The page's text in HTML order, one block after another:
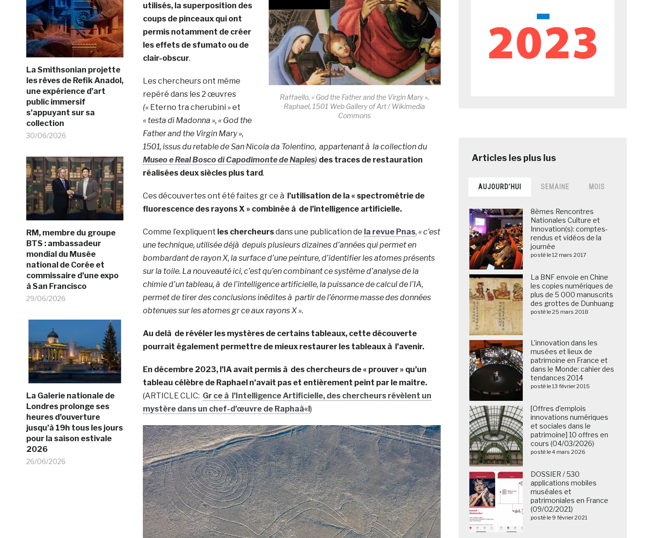
La Smithsonian projette
les rêves de Refik Anadol,
une expérience d’art
public immersif
s’appuyant sur sa
collection
30/06/2026
RM, membre du groupe
BTS : ambassadeur
mondial du Musée
national de Corée et
commissaire d’une expo
à San Francisco
29/06/2026
La Galerie nationale de
Londres prolonge ses
heures d’ouverture
jusqu’à 19h tous les jours
pour la saison estivale
2026
26/06/2026
Raffaello, « God the Father and the Virgin Mary »,
Raphael, 1501 Web Gallery of Art / Wikimedia
Commons
utilisés, la superposition des
coups de pinceaux qui ont
permis notamment de créer
les effets de sfumato ou de
clair-obscur.
Les chercheurs ont même
repéré dans les 2 œuvres
(« Eterno tra cherubini » et
« testa di Madonna », « God the
Father and the Virgin Mary »,
1501, issus du retable de San Nicola da Tolentino, appartenant à la collection du
Museo e Real Bosco di Capodimonte de Naples) des traces de restauration
réalisées deux siècles plus tard.
Ces découvertes ont été faites gr ce à l’utilisation de la « spectrométrie de
fluorescence des rayons X » combinée à de l’intelligence artificielle.
Comme l’expliquent les chercheursdans une publication de la revue Pnas, « c’est
une technique, utilisée déjà depuis plusieurs dizaines d’années qui permet en
bombardant de rayon X, la surface d’une peinture, d’identifier les atomes présents
sur la toile. La nouveauté ici, c’est qu’en combinant ce système d’analyse de la
chimie d’un tableau, à de l’intelligence artificielle, la puissance de calcul de l’IA,
permet de tirer des conclusions inédites à partir de l’énorme masse des données
obtenues sur les atomes gr ce aux rayons X ».
Au delà de révéler les mystères de certains tableaux, cette découverte
pourrait également permettre de mieux restaurer les tableaux à l’avenir.
En décembre 2023, l’IA avait permis à des chercheurs de « prouver » qu’un
tableau célèbre de Raphael n’avait pas et entièrement peint par le maitre.
(ARTICLE CLIC: Gr ce à l’Intelligence Artificielle, des chercheurs révèlent un
mystère dans un chef-d’œuvre de Raphaà«l)
AUJOURD’HUI SEMAINE MOIS
8èmes Rencontres
Nationales Culture et
Innovation(s): comptes-
rendus et vidéos de la
journée
posté le 12 mars 2017
La BNF envoie en Chine
les copies numériques de
plus de 5 000 manuscrits
des grottes de Dunhuang
posté le 25 mars 2018
L’innovation dans les
musées et lieux de
patrimoine en France et
dans le Monde: cahier des
tendances 2014
posté le 13 février 2015
[Offres d’emplois
innovations numériques
et sociales dans le
patrimoine] 10 offres en
cours (04/03/2026)
posté le 4 mars 2026
DOSSIER / 530
applications mobiles
muséales et
patrimoniales en France
(09/02/2021)
posté le 9 février 2021